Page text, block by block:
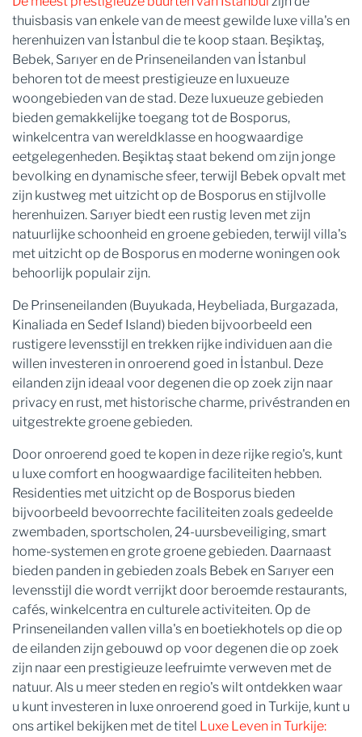
thuisbasis van enkele van de meest gewilde luxe villa's en
herenhuizen van İstanbul die te koop staan. Beşiktaş,
Bebek, Sarıyer en de Prinseneilanden van İstanbul
behoren tot de meest prestigieuze en luxueuze
woongebieden van de stad. Deze luxueuze gebieden
bieden gemakkelijke toegang tot de Bosporus,
winkelcentra van wereldklasse en hoogwaardige
eetgelegenheden. Beşiktaş staat bekend om zijn jonge
bevolking en dynamische sfeer, terwijl Bebek opvalt met
zijn kustweg met uitzicht op de Bosporus en stijlvolle
herenhuizen. Sarıyer biedt een rustig leven met zijn
natuurlijke schoonheid en groene gebieden, terwijl villa's
met uitzicht op de Bosporus en moderne woningen ook
behoorlijk populair zijn.
De Prinseneilanden (Buyukada, Heybeliada, Burgazada,
Kinaliada en Sedef Island) bieden bijvoorbeeld een
rustigere levensstijl en trekken rijke individuen aan die
willen investeren in onroerend goed in İstanbul. Deze
eilanden zijn ideaal voor degenen die op zoek zijn naar
privacy en rust, met historische charme, privéstranden en
uitgestrekte groene gebieden.
Door onroerend goed te kopen in deze rijke regio's, kunt
u luxe comfort en hoogwaardige faciliteiten hebben.
Residenties met uitzicht op de Bosporus bieden
bijvoorbeeld bevoorrechte faciliteiten zoals gedeelde
zwembaden, sportscholen, 24-uursbeveiliging, smart
home-systemen en grote groene gebieden. Daarnaast
bieden panden in gebieden zoals Bebek en Sarıyer een
levensstijl die wordt verrijkt door beroemde restaurants,
cafés, winkelcentra en culturele activiteiten. Op de
Prinseneilanden vallen villa's en boetiekhotels op die op
de eilanden zijn gebouwd op voor degenen die op zoek
zijn naar een prestigieuze leefruimte verweven met de
natuur. Als u meer steden en regio's wilt ontdekken waar
u kunt investeren in luxe onroerend goed in Turkije, kunt u
ons artikel bekijken met de titel Luxe Leven in Turkije: